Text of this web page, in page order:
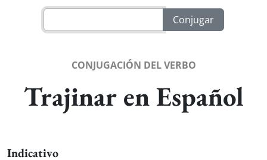
CONJUGACIÓN DEL VERBO
Trajinar en Español
Indicativo